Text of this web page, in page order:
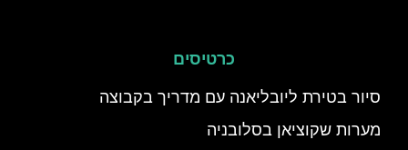
כרטיסים
סיור בטירת ליובליאנה עם מדריך בקבוצה
מערות שקוציאן בסלובניה